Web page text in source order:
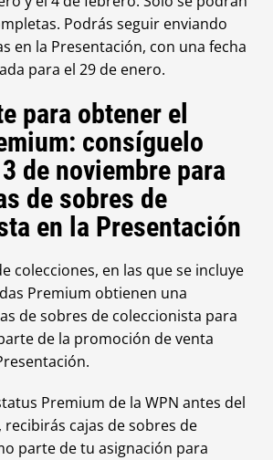
Podrás seguir enviando
en la Presentación, con una fecha
para el 29 de enero.
para obtener el
consíguelo
de noviembre para
de sobres de
en la Presentación
colecciones, en las que se incluye
Premium obtienen una
de sobres de coleccionista para
de la promoción de venta
Premium de la WPN antes del
cajas de sobres de
parte de tu asignación para